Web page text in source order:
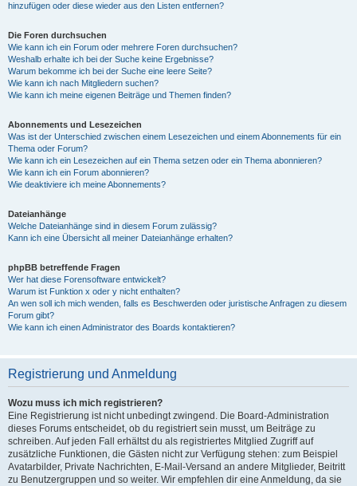
hinzufügen oder diese wieder aus den Listen entfernen?
Die Foren durchsuchen
Wie kann ich ein Forum oder mehrere Foren durchsuchen?
Weshalb erhalte ich bei der Suche keine Ergebnisse?
Warum bekomme ich bei der Suche eine leere Seite?
Wie kann ich nach Mitgliedern suchen?
Wie kann ich meine eigenen Beiträge und Themen finden?
Abonnements und Lesezeichen
Was ist der Unterschied zwischen einem Lesezeichen und einem Abonnements für ein
Thema oder Forum?
Wie kann ich ein Lesezeichen auf ein Thema setzen oder ein Thema abonnieren?
Wie kann ich ein Forum abonnieren?
Wie deaktiviere ich meine Abonnements?
Dateianhänge
Welche Dateianhänge sind in diesem Forum zulässig?
Kann ich eine Übersicht all meiner Dateianhänge erhalten?
phpBB betreffende Fragen
Wer hat diese Forensoftware entwickelt?
Warum ist Funktion x oder y nicht enthalten?
An wen soll ich mich wenden, falls es Beschwerden oder juristische Anfragen zu diesem
Forum gibt?
Wie kann ich einen Administrator des Boards kontaktieren?
Registrierung und Anmeldung
Wozu muss ich mich registrieren?
Eine Registrierung ist nicht unbedingt zwingend. Die Board-Administration
dieses Forums entscheidet, ob du registriert sein musst, um Beiträge zu
schreiben. Auf jeden Fall erhältst du als registriertes Mitglied Zugriff auf
zusätzliche Funktionen, die Gästen nicht zur Verfügung stehen: zum Beispiel
Avatarbilder, Private Nachrichten, E-Mail-Versand an andere Mitglieder, Beitritt
zu Benutzergruppen und so weiter. Wir empfehlen dir eine Anmeldung, da sie